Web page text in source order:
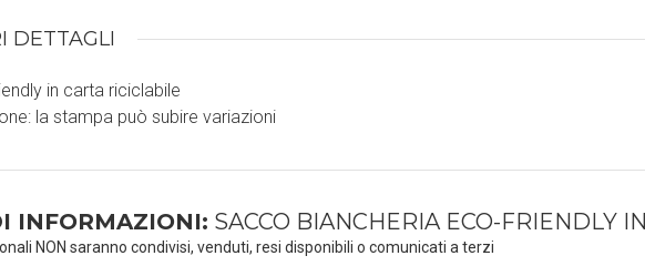
DETTAGLI
in carta riciclabile
la stampa può subire variazioni
INFORMAZIONI: SACCO BIANCHERIA ECO-FRIENDLY
NON saranno condivisi, venduti, resi disponibili o comunicati a terzi